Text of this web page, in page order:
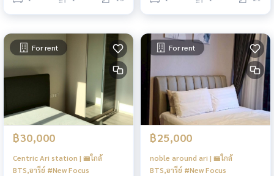
For rent
฿30,000
Centric Ari station | 🚝ใกล้
BTS,อารีย์ #New Focus
For rent
฿25,000
noble around ari | 🚝ใกล้
BTS,อารีย์ #New Focus